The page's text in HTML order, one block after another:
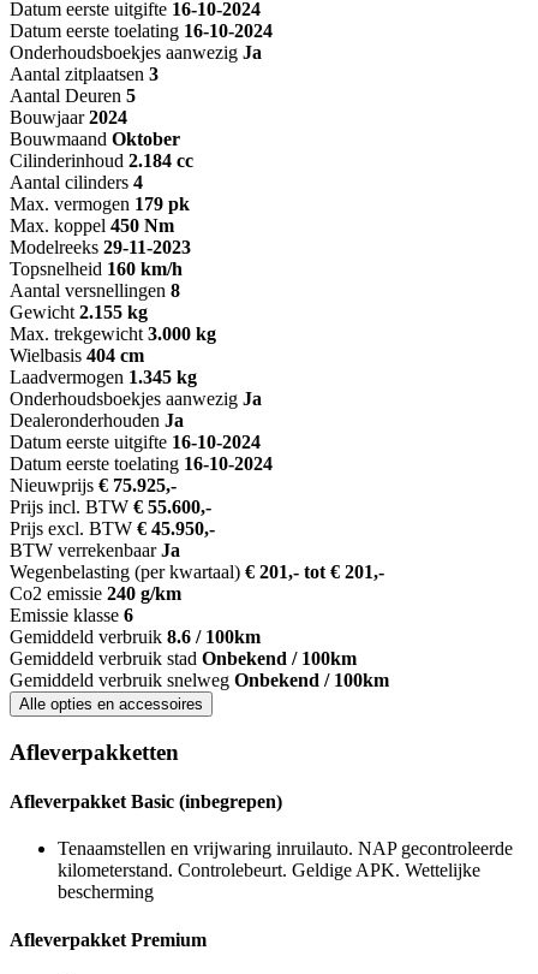
Datum eerste uitgifte 16-10-2024
Datum eerste toelating 16-10-2024
Onderhoudsboekjes aanwezig Ja
Aantal zitplaatsen 3
Aantal Deuren 5
Bouwjaar 2024
Bouwmaand Oktober
Cilinderinhoud 2.184 cc
Aantal cilinders 4
Max. vermogen 179 pk
Max. koppel 450 Nm
Modelreeks 29-11-2023
Topsnelheid 160 km/h
Aantal versnellingen 8
Gewicht 2.155 kg
Max. trekgewicht 3.000 kg
Wielbasis 404 cm
Laadvermogen 1.345 kg
Onderhoudsboekjes aanwezig Ja
Dealeronderhouden Ja
Datum eerste uitgifte 16-10-2024
Datum eerste toelating 16-10-2024
Nieuwprijs € 75.925,-
Prijs incl. BTW € 55.600,-
Prijs excl. BTW € 45.950,-
BTW verrekenbaar Ja
Wegenbelasting (per kwartaal) € 201,- tot € 201,-
Co2 emissie 240 g/km
Emissie klasse 6
Gemiddeld verbruik 8.6 / 100km
Gemiddeld verbruik stad Onbekend / 100km
Gemiddeld verbruik snelweg Onbekend / 100km
Alle opties en accessoires
Afleverpakketten
Afleverpakket Basic (inbegrepen)
Tenaamstellen en vrijwaring inruilauto. NAP gecontroleerde
kilometerstand. Controlebeurt. Geldige APK. Wettelijke
bescherming
Afleverpakket Premium